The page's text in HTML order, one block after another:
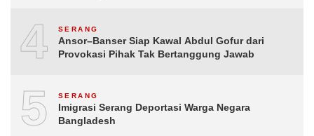
4 SERANG
Ansor–Banser Siap Kawal Abdul Gofur dari
Provokasi Pihak Tak Bertanggung Jawab
5 SERANG
Imigrasi Serang Deportasi Warga Negara
Bangladesh